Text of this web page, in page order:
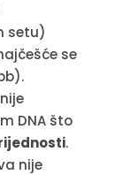
setu)
se
DNA što
.
nije